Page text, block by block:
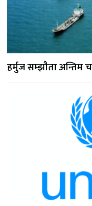
हर्मुज सम्झौता अन्तिम